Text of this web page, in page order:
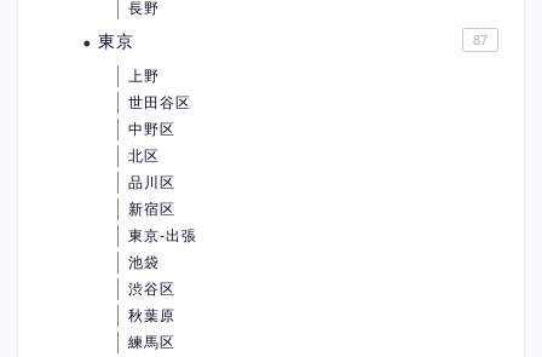
長野
東京 87
上野
世田谷区
中野区
北区
品川区
新宿区
東京-出張
池袋
渋谷区
秋葉原
練馬区